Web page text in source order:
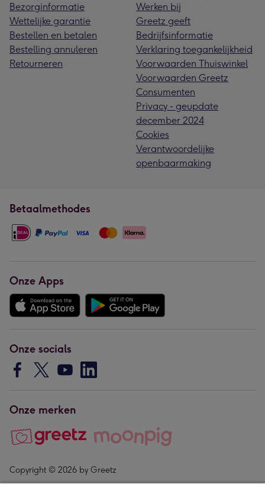
Bezorginformatie
Wettelijke garantie
Bestellen en betalen
Bestelling annuleren
Retourneren
Werken bij
Greetz geeft
Bedrijfsinformatie
Verklaring toegankelijkheid
Voorwaarden Thuiswinkel
Voorwaarden Greetz
Consumenten
Privacy - geupdate
december 2024
Cookies
Verantwoordelijke
openbaarmaking
Betaalmethodes
Onze Apps
Onze socials
Onze merken
Copyright © 2026 by Greetz